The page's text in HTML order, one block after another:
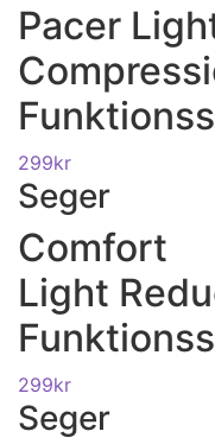
Pacer
299kr
Seger
Comfort
Light
299kr
Seger